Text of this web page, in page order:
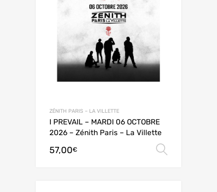
ZÉNITH PARIS – LA VILLETTE
I PREVAIL – MARDI 06 OCTOBRE
2026 – Zénith Paris – La Villette
57,00€